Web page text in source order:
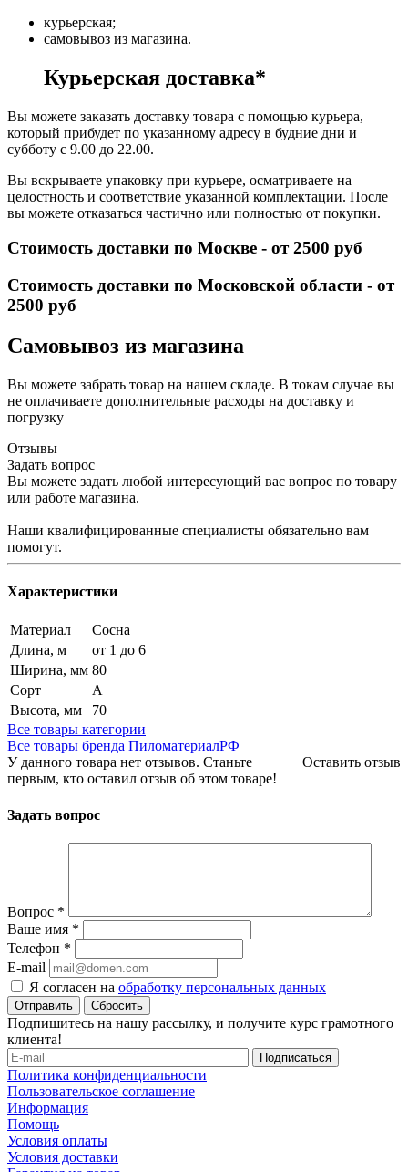
курьерская;
самовывоз из магазина.
Курьерская доставка*
Вы можете заказать доставку товара с помощью курьера,
который прибудет по указанному адресу в будние дни и
субботу с 9.00 до 22.00.
Вы вскрываете упаковку при курьере, осматриваете на
целостность и соответствие указанной комплектации. После
вы можете отказаться частично или полностью от покупки.
Стоимость доставки по Москве - от 2500 руб
Стоимость доставки по Московской области - от
2500 руб
Самовывоз из магазина
Вы можете забрать товар на нашем складе. В токам случае вы
не оплачиваете дополнительные расходы на доставку и
погрузку
Отзывы
Задать вопрос
Вы можете задать любой интересующий вас вопрос по товару
или работе магазина.
Наши квалифицированные специалисты обязательно вам
помогут.
Характеристики
Материал
Сосна
Длина, м
от 1 до 6
Ширина, мм 80
Сорт
А
Высота, мм
70
Все товары категории
Все товары бренда ПиломатериалРФ
Оставить отзыв
У данного товара нет отзывов. Станьте
первым, кто оставил отзыв об этом товаре!
Задать вопрос
Вопрос *
Ваше имя *
Телефон *
E-mail
Я согласен на обработку персональных данных
Сбросить
Подпишитесь на нашу рассылку, и получите курс грамотного
клиента!
Политика конфиденциальности
Пользовательское соглашение
Информация
Помощь
Условия оплаты
Условия доставки